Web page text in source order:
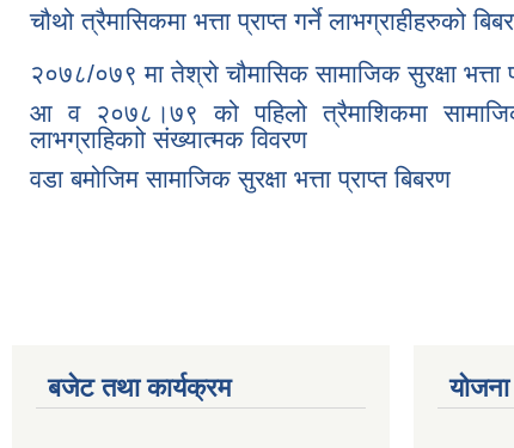
चौथो त्रैमासिकमा भत्ता प्राप्त गर्ने लाभग्राहीहरुको
२०७८/०७९ मा तेश्रो चौमासिक सामाजिक सुरक्षा भत्ता
आ व २०७८।७९ को पहिलो त्रैमाशिकमा सामाजिक
लाभग्राहिकाो संख्यात्मक विवरण
वडा बमोजिम सामाजिक सुरक्षा भत्ता प्राप्त बिबरण
बजेट तथा कार्यक्रम